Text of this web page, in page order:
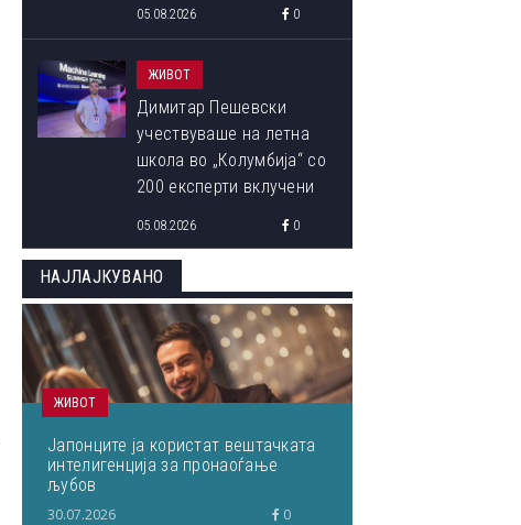
05.08.2026 0
ЖИВОТ
Димитар Пешевски
учествуваше на летна
школа во „Колумбија“ со
200 експерти вклучени
„Знаењето од водечките
светски ВИ-истражувачи
ќе им го пренесам на
студентите“
05.08.2026 0
НАЈЛАЈКУВАНО
ЖИВОТ
Јапонците ја користат вештачката
интелигенција за пронаоѓање
љубов
30.07.2026 0